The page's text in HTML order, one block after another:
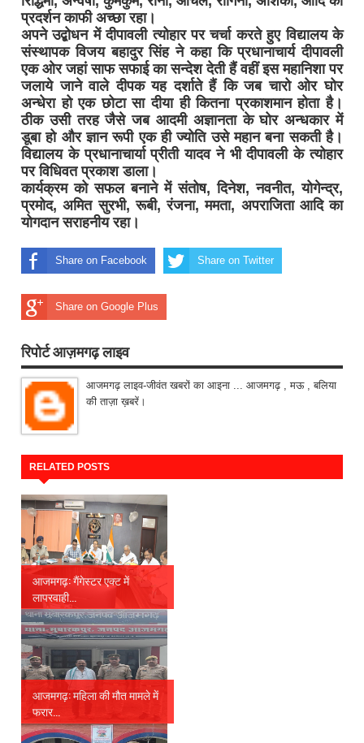
प्रदर्शन काफी अच्छा रहा।
अपने उद्बोधन में दीपावली त्योहार पर चर्चा करते हुए विद्यालय के
संस्थापक विजय बहादुर सिंह ने कहा कि प्रधानाचार्य दीपावली
एक ओर जहां साफ सफाई का सन्देश देती हैं वहीं इस महानिशा पर
जलाये जाने वाले दीपक यह दर्शाते हैं कि जब चारो ओर घोर
अन्धेरा हो एक छोटा सा दीया ही कितना प्रकाशमान होता है।
ठीक उसी तरह जैसे जब आदमी अज्ञानता के घोर अन्धकार में
डूबा हो और ज्ञान रूपी एक ही ज्योति उसे महान बना सकती है।
विद्यालय के प्रधानाचार्या प्रीती यादव ने भी दीपावली के त्योहार
पर विधिवत प्रकाश डाला।
कार्यक्रम को सफल बनाने में संतोष, दिनेश, नवनीत, योगेन्द्र,
प्रमोद, अमित सुरभी, रूबी, रंजना, ममता, अपराजिता आदि का
योगदान सराहनीय रहा।
Share on Facebook Share on Twitter
Share on Google Plus
रिपोर्ट आज़मगढ़ लाइव
आजमगढ़ लाइव-जीवंत खबरों का आइना ... आजमगढ़ , मऊ , बलिया
की ताज़ा ख़बरें।
RELATED POSTS
आजमगढ़: गैंगेस्टर एक्ट में
लापरवाही...
आजमगढ़: महिला की मौत मामले में
फरार...